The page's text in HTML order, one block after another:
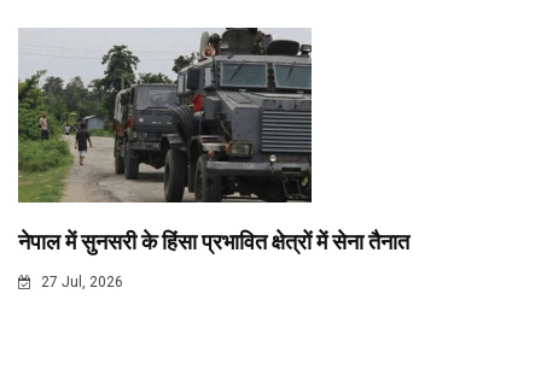
नेपाल में सुनसरी के हिंसा प्रभावित क्षेत्रों में सेना तैनात
27 Jul, 2026